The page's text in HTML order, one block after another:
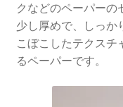
クなどのペーパーの
少し厚めで、しっか
こぼこしたテクスチ
るペーパーです。